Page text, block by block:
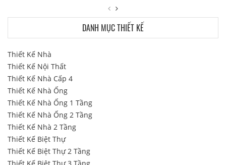
DANH MỤC THIẾT KẾ
Thiết Kế Nhà
Thiết Kế Nội Thất
Thiết Kế Nhà Cấp 4
Thiết Kế Nhà Ống
Thiết Kế Nhà Ống 1 Tầng
Thiết Kế Nhà Ống 2 Tầng
Thiết Kế Nhà 2 Tầng
Thiết Kế Biệt Thự
Thiết Kế Biệt Thự 2 Tầng